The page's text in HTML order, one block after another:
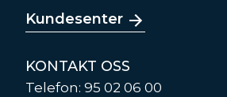
Kundesenter
KONTAKT OSS
Telefon: 95 02 06 00